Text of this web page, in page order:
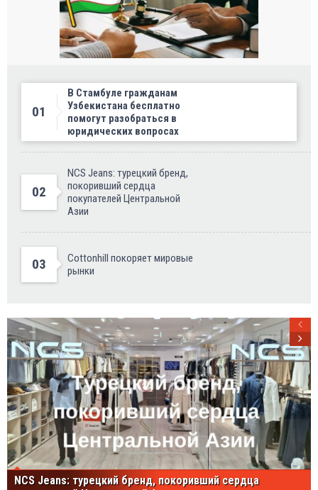
01
В Стамбуле гражданам
Узбекистана бесплатно
помогут разобраться в
юридических вопросах
02
NCS Jeans: турецкий бренд,
покоривший сердца
покупателей Центральной
Азии
03
Cottonhill покоряет мировые
рынки
NCS Jeans: турецкий бренд, покоривший сердца